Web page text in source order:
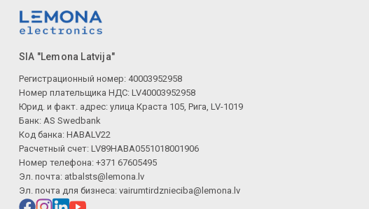
SIA "Lemona Latvija"
Регистрационный номер: 40003952958
Номер плательщика НДС: LV40003952958
Юрид. и факт. адрес: улица Краста 105, Рига, LV-1019
Банк: AS Swedbank
Код банка: HABALV22
Расчетный счет: LV89HABA0551018001906
Номер телефона: +371 67605495
Эл. почта: atbalsts@lemona.lv
Эл. почта для бизнеса: vairumtirdznieciba@lemona.lv